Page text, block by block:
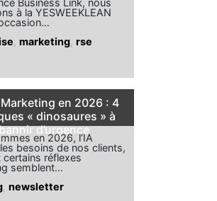
à la YESWEEKLEAN
marketing rse
en 2026 : 4
« dinosaures » à
d’urgence
en 2026, l’IA
besoins de nos clients,
certains réflexes
semblent…
, newsletter